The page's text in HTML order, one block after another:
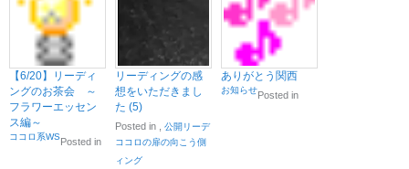
【6/20】リーディ
ングのお茶会 ～
フラワーエッセン
ス編～
Posted in
ココロ系WS
リーディングの感
想をいただきまし
た (5)
Posted in
ココロの扉の向こう側
公開リーデ
ィング
ありがとう関西
Posted in
お知らせ